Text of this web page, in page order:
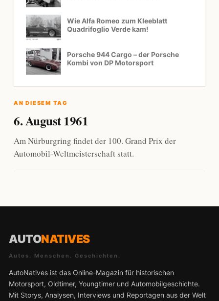
Wie Alfa Romeo zum Kleeblatt
Quadrifoglio Verde kam!
Porsche 944 Cargo – der Porsche
Kombi von DP Motorsport
AN DIESEM TAG
6. August 1961
Am Nürburgring findet der 100. Grand Prix der
Automobil-Weltmeisterschaft statt.
AUTONATIVES
Autos. Menschen. Geschichten.
AutoNatives ist das Online-Magazin für historischen
Motorsport, Oldtimer, Youngtimer und Automobilgeschichte.
Mit Storys, Analysen, Interviews und Reportagen aus der Welt